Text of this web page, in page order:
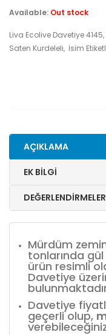
Available: Out stock
Liva Ecolive Davetiye
Saten Kurdeleli, İsim
AÇIKLAMA
EK BILGI
Mürdüm
tonlarında gül
ürün resimli
Davetiye
Davetiye
geçerli olup,